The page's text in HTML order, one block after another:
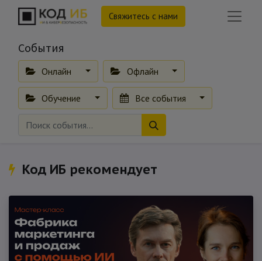
Свяжитесь с нами
События
Онлайн Офлайн
Обучение Все события
Код ИБ рекомендует